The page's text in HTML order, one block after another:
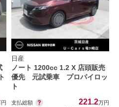
日産
ノート 1200cc 1.2 X 店頭販売
優先 元試乗車 プロパイロッ
ト
支払総額 221.2万円